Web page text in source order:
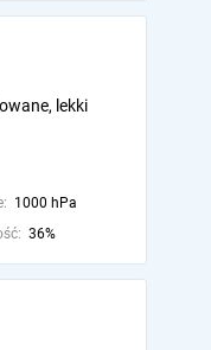
lekki
1000 hPa
36%